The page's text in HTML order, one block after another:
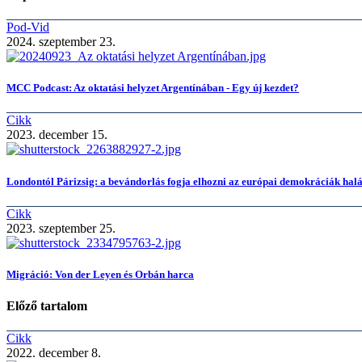
Pod-Vid
2024. szeptember 23.
MCC Podcast: Az oktatási helyzet Argentínában - Egy új kezdet?
Cikk
2023. december 15.
Londontól Párizsig: a bevándorlás fogja elhozni az európai demokráciák
Cikk
2023. szeptember 25.
Migráció: Von der Leyen és Orbán harca
Előző tartalom
Cikk
2022. december 8.